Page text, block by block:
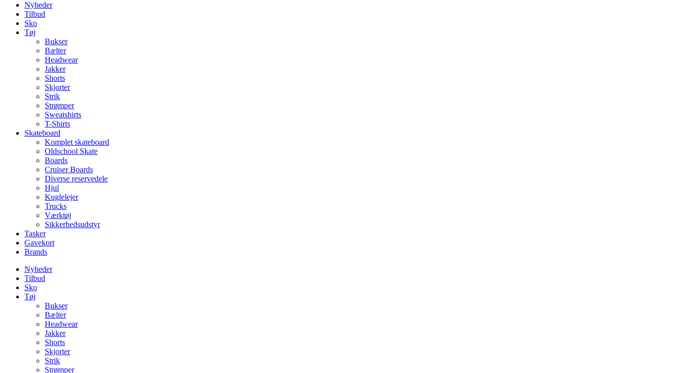
Nyheder
Tilbud
Sko
Tøj
Bukser
Bælter
Headwear
Jakker
Shorts
Skjorter
Strik
Strømper
Sweatshirts
T-Shirts
Skateboard
Komplet skateboard
Oldschool Skate
Boards
Cruiser Boards
Diverse reservedele
Hjul
Kuglelejer
Trucks
Værktøj
Sikkerhedsudstyr
Tasker
Gavekort
Brands
Nyheder
Tilbud
Sko
Tøj
Bukser
Bælter
Headwear
Jakker
Shorts
Skjorter
Strik
Strømper